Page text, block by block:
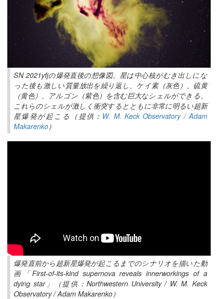
SN 2021yfjの爆発直後の想像図。星は中心核がむき出しにな
った後も激しい質量放出を繰り返し、ケイ素（灰色）、硫黄
（黄色）、アルゴン（紫色）を含む巨大なシェルができる。
これらのシェルが激しく衝突するとともに非常に明るい超新
星爆発が起こる（提供： W. M. Keck Observatory / Adam
Makarenko ）
爆発直前から超新星爆発が起こるまでのシナリオを描いた動
画「First-of-its-kind supernova reveals innerworkings of a
dying star」（提供：Northwestern University / W. M. Keck
Observatory / Adam Makarenko）